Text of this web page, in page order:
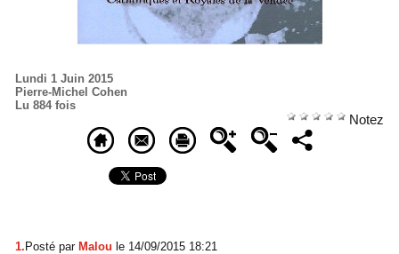
Lundi 1 Juin 2015
Pierre-Michel Cohen
Lu 884 fois
Notez
1. Posté par Malou le 14/09/2015 18:21